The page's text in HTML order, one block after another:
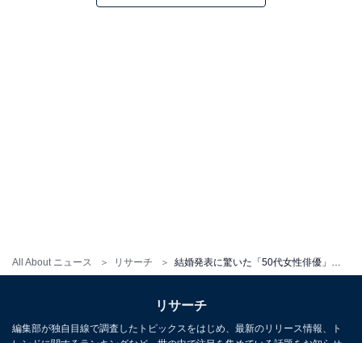
All About ニュース リサーチ 結婚発表に驚いた「50代女性俳優」ランキング！ 2位「藤原紀香」を大差で抑えた1位は？
リサーチ
編集部が独自目線で調査したトピックスをはじめ、最新のリリース情報、ト